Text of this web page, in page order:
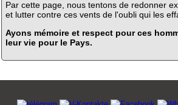
Par cette page, nous tentons de redonner
et lutter contre ces vents de l'oubli qui les
Ayons mémoire et respect pour ces
leur vie pour le Pays.